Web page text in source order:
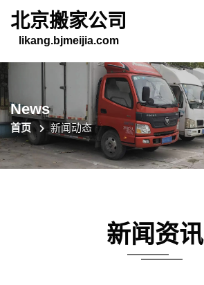
北京搬家公司
likang.bjmeijia.com
News
首页 新闻动态
新闻资讯